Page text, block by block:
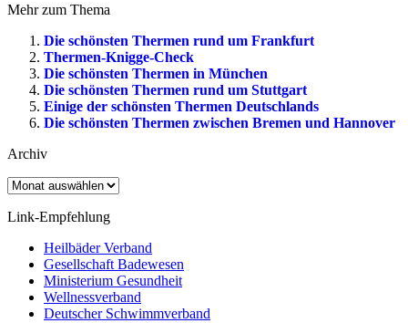
Mehr zum Thema
Die schönsten Thermen rund um Frankfurt
Thermen-Knigge-Check
Die schönsten Thermen in München
Die schönsten Thermen rund um Stuttgart
Einige der schönsten Thermen Deutschlands
Die schönsten Thermen zwischen Bremen und Hannover
Archiv
Archiv
Link-Empfehlung
Heilbäder Verband
Gesellschaft Badewesen
Ministerium Gesundheit
Wellnessverband
Deutscher Schwimmverband